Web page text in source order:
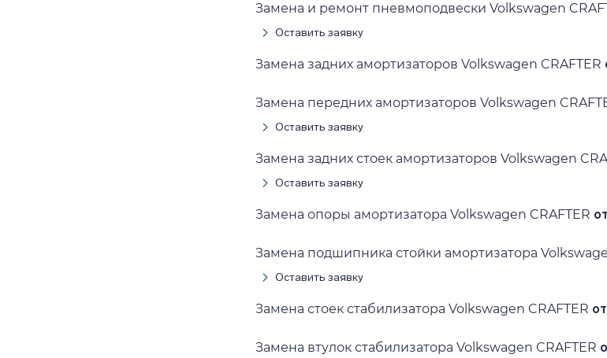
Замена и ремонт пневмоподвески Volkswagen
Оставить заявку
Замена задних амортизаторов Volkswagen CRAFTER
Замена передних амортизаторов Volkswagen
Оставить заявку
Замена задних стоек амортизаторов Volkswagen
Оставить заявку
Замена опоры амортизатора Volkswagen CRAFTER
Замена подшипника стойки амортизатора
Оставить заявку
Замена стоек стабилизатора Volkswagen CRAFTER
Замена втулок стабилизатора Volkswagen CRAFTER